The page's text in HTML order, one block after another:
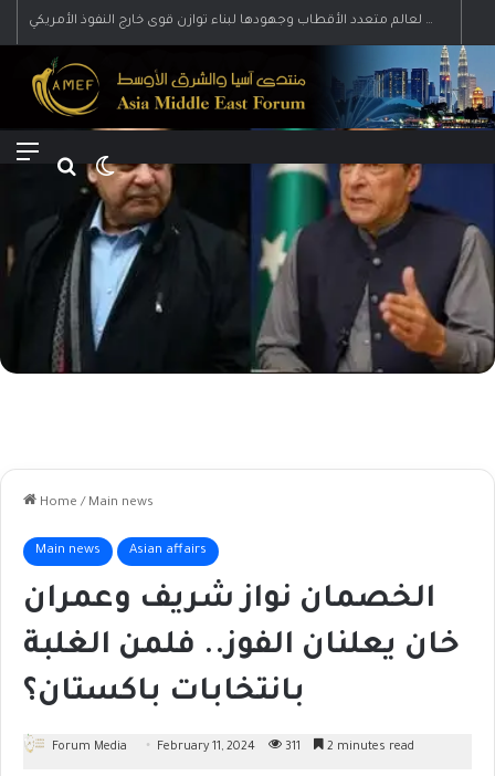
رؤية إيران لعالم متعدد الأقطاب وجهودها لبناء توازن قوى خارج النفوذ الأمريكي
Menu Search for
Home / Main news
Main news Asian affairs
الخصمان نواز شريف وعمران
خان يعلنان الفوز.. فلمن الغلبة
بانتخابات باكستان؟
Forum Media February 11, 2024 311 2 minutes read